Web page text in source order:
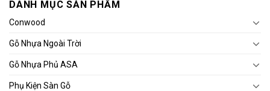
DANH MỤC SẢN PHẨM
Conwood
Gỗ Nhựa Ngoài Trời
Gỗ Nhựa Phủ ASA
Phụ Kiện Sàn Gỗ